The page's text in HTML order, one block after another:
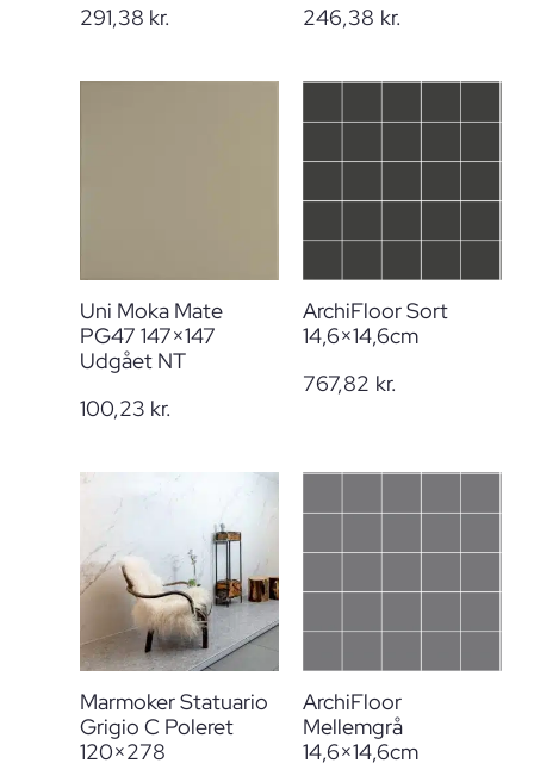
291,38 kr.
246,38 kr.
Uni Moka Mate
PG47 147×147
Udgået NT
100,23 kr.
ArchiFloor Sort
14,6×14,6cm
767,82 kr.
Marmoker Statuario
Grigio C Poleret
120×278
ArchiFloor
Mellemgrå
14,6×14,6cm